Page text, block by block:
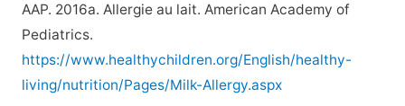
AAP. 2016a. Allergie au lait. American Academy of
Pediatrics.
https://www.healthychildren.org/English/healthy-
living/nutrition/Pages/Milk-Allergy.aspx